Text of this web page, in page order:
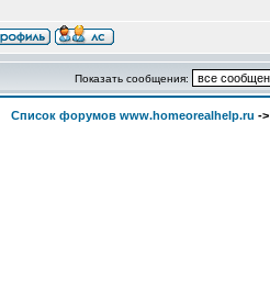
Показать сообщения:
Список форумов www.homeorealhelp.ru -